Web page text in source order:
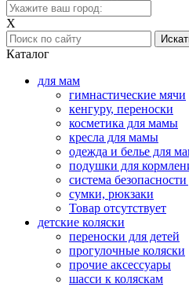
X
Каталог
для мам
гимнастические мячи
кенгуру, переноски
косметика для мамы
кресла для мамы
одежда и белье для
подушки для
система
сумки, рюкзаки
Товар отсутствует
детские коляски
переноски для детей
прогулочные коляски
прочие аксессуары
шасси к коляскам